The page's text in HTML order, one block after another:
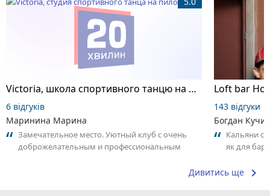
Victoria, школа спортивного танцю на пілоні
6 відгуків
Маринина Марина
Замечательное место. Уютный клуб с очень
доброжелательным и профессиональным
Loft bar
143 відгуки
Богдан
Кальяни
як для
Дивитись ще keyboard_arrow_right